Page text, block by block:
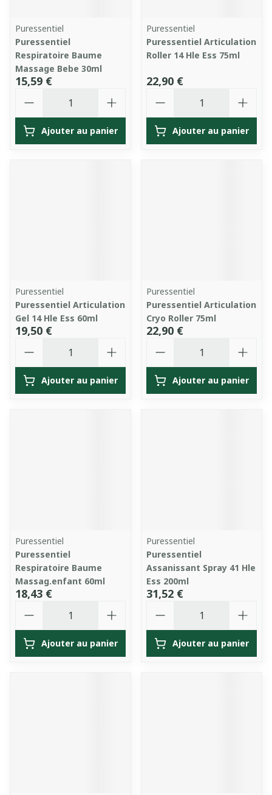
Puressentiel
Puressentiel
Respiratoire Baume
Massage Bebe 30ml
15,59 €
Ajouter au panier
Puressentiel
Puressentiel Articulation
Roller 14 Hle Ess 75ml
22,90 €
Ajouter au panier
Puressentiel
Puressentiel Articulation
Gel 14 Hle Ess 60ml
19,50 €
Ajouter au panier
Puressentiel
Puressentiel Articulation
Cryo Roller 75ml
22,90 €
Ajouter au panier
Puressentiel
Puressentiel
Respiratoire Baume
Massag.enfant 60ml
18,43 €
Ajouter au panier
Puressentiel
Puressentiel
Assanissant Spray 41 Hle
Ess 200ml
31,52 €
Ajouter au panier